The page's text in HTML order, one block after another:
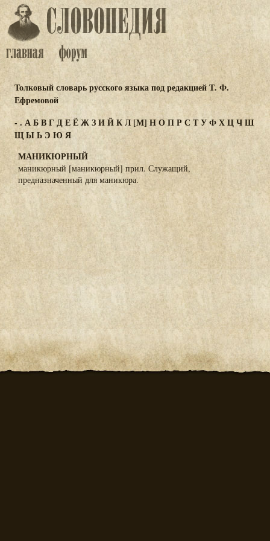
Толковый словарь русского языка под редакцией Т. Ф.
Ефремовой
- . АБВГДЕЁЖЗИЙКЛ[М] НОПРС ТУФХЦЧШ
ЩЫЬЭ ЮЯ
МАНИКЮРНЫЙ
маникюрный [маникюрный] прил. Служащий,
предназначенный для маникюра.